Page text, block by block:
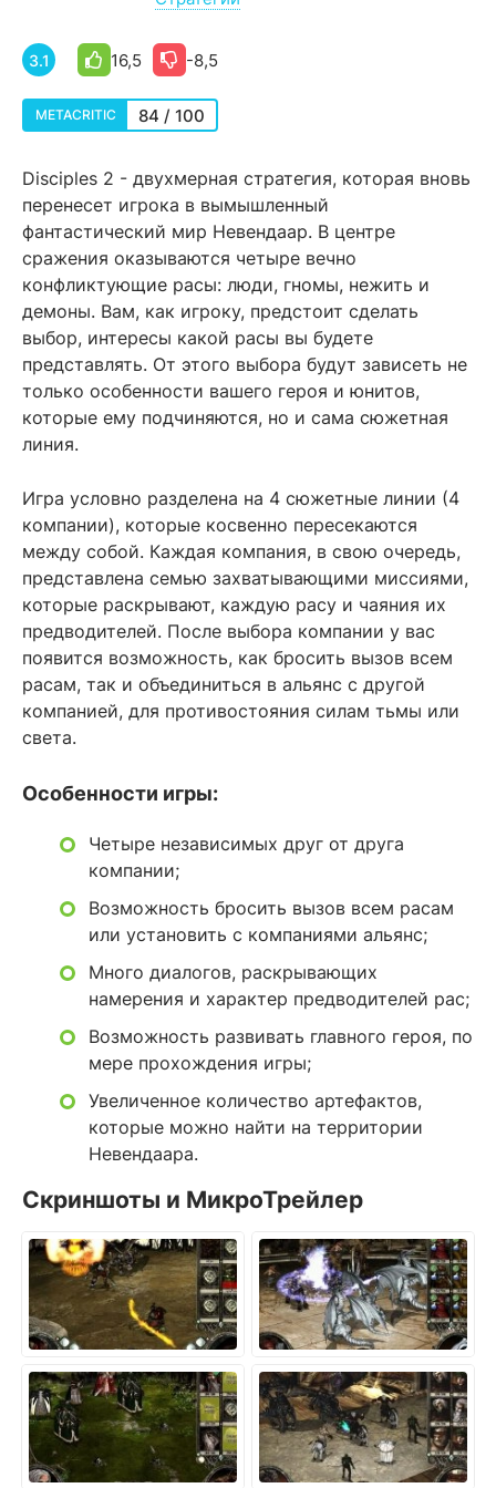
3.1 16,5 -8,5
METACRITIC 84 / 100
Disciples 2 - двухмерная стратегия, которая вновь
перенесет игрока в вымышленный
фантастический мир Невендаар. В центре
сражения оказываются четыре вечно
конфликтующие расы: люди, гномы, нежить и
демоны. Вам, как игроку, предстоит сделать
выбор, интересы какой расы вы будете
представлять. От этого выбора будут зависеть не
только особенности вашего героя и юнитов,
которые ему подчиняются, но и сама сюжетная
линия.
Игра условно разделена на 4 сюжетные линии (4
компании), которые косвенно пересекаются
между собой. Каждая компания, в свою очередь,
представлена семью захватывающими миссиями,
которые раскрывают, каждую расу и чаяния их
предводителей. После выбора компании у вас
появится возможность, как бросить вызов всем
расам, так и объединиться в альянс с другой
компанией, для противостояния силам тьмы или
света.
Особенности игры:
Четыре независимых друг от друга
компании;
Возможность бросить вызов всем расам
или установить с компаниями альянс;
Много диалогов, раскрывающих
намерения и характер предводителей рас;
Возможность развивать главного героя, по
мере прохождения игры;
Увеличенное количество артефактов,
которые можно найти на территории
Невендаара.
Скриншоты и МикроТрейлер